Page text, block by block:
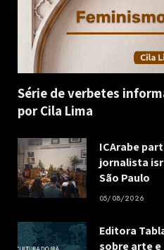
Série de verbetes
por Cila Lima
ICArabe
jornalista
São Paulo
05/08/2026
Editora
sobre arte e